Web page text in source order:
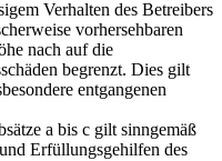
Verhalten des Betreibers
vorhersehbaren
nach auf die
begrenzt. Dies gilt
entgangenen
a bis c gilt sinngemäß
Erfüllungsgehilfen des